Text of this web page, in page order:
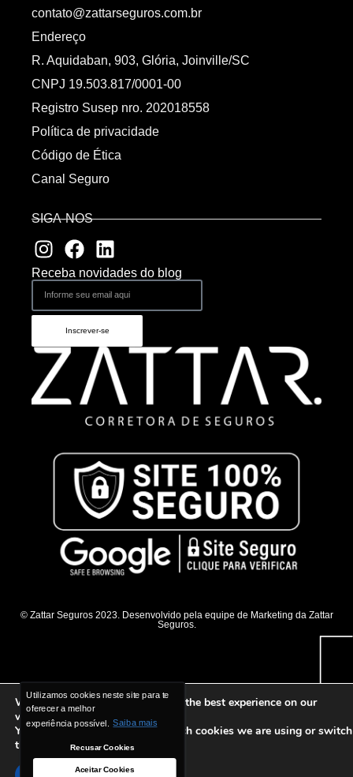
Utilizamos cookies neste site para te
oferecer a melhor
experiência possível.
Saiba mais
Recusar Cookies
Aceitar Cookies
Utilizamos cookies neste site para te
oferecer a melhor
experiência possível.
Saiba mais
Recusar Cookies
Aceitar Cookies
contato@zattarseguros.com.br
Endereço
R. Aquidaban, 903, Glória, Joinville/SC
CNPJ 19.503.817/0001-00
Registro Susep nro. 202018558
Política de privacidade
Código de Ética
Canal Seguro
SIGA-NOS
Receba novidades do blog
Inscrever-se
© Zattar Seguros 2023. Desenvolvido pela equipe de Marketing da Zattar
Seguros.
We are using cookies to give you the best experience on our
website.
You can find out more about which cookies we are using or switch
them off insettings.